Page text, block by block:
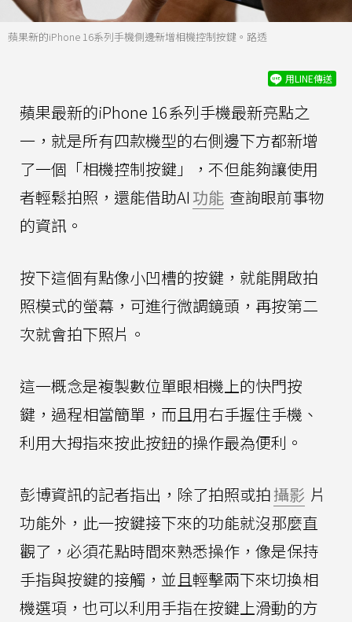
蘋果新的iPhone 16系列手機側邊新增相機控制按鍵。路透
用LINE傳送
蘋果最新的iPhone 16系列手機最新亮點之
一，就是所有四款機型的右側邊下方都新增
了一個「相機控制按鍵」，不但能夠讓使用
者輕鬆拍照，還能借助AI 功能 查詢眼前事物
的資訊。
按下這個有點像小凹槽的按鍵，就能開啟拍
照模式的螢幕，可進行微調鏡頭，再按第二
次就會拍下照片。
這一概念是複製數位單眼相機上的快門按
鍵，過程相當簡單，而且用右手握住手機、
利用大拇指來按此按鈕的操作最為便利。
彭博資訊的記者指出，除了拍照或拍攝影 片
功能外，此一按鍵接下來的功能就沒那麼直
觀了，必須花點時間來熟悉操作，像是保持
手指與按鍵的接觸，並且輕擊兩下來切換相
機選項，也可以利用手指在按鍵上滑動的方